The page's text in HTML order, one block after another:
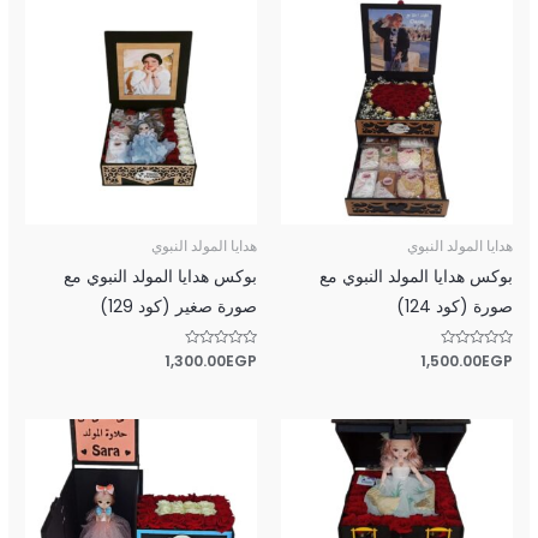
هدايا المولد النبوي
بوكس هدايا المولد النبوي مع
صورة (كود 124)
تم
التقييم1,500.00EGP
هدايا المولد النبوي
بوكس هدايا المولد النبوي مع
صورة صغير (كود 129)
تم
التقييم1,300.00EGP